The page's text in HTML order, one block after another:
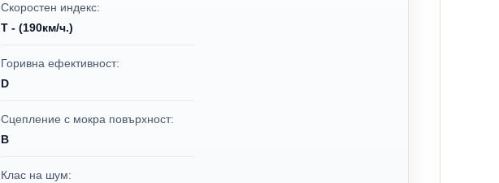
Скоростен индекс:
T - (190км/ч.)
Горивна ефективност:
D
Сцепление с мокра повърхност:
B
Клас на шум: